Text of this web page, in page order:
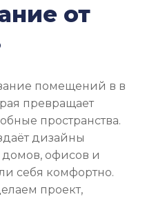
от
помещений в в
превращает
пространства.
дизайны
домов, офисов и
себя комфортно.
проект,